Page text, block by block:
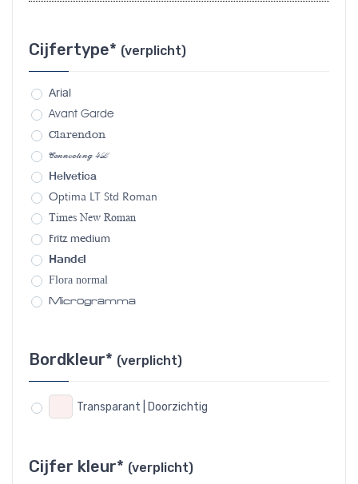
Cijfertype* (verplicht)
Arial
Avant Garde
Clarendon
Connecting 4L
Helvetica
Optima LT Std Roman
Times New Roman
Fritz medium
Handel
Flora normal
Microgramma
Bordkleur* (verplicht)
Transparant | Doorzichtig
Cijfer kleur* (verplicht)